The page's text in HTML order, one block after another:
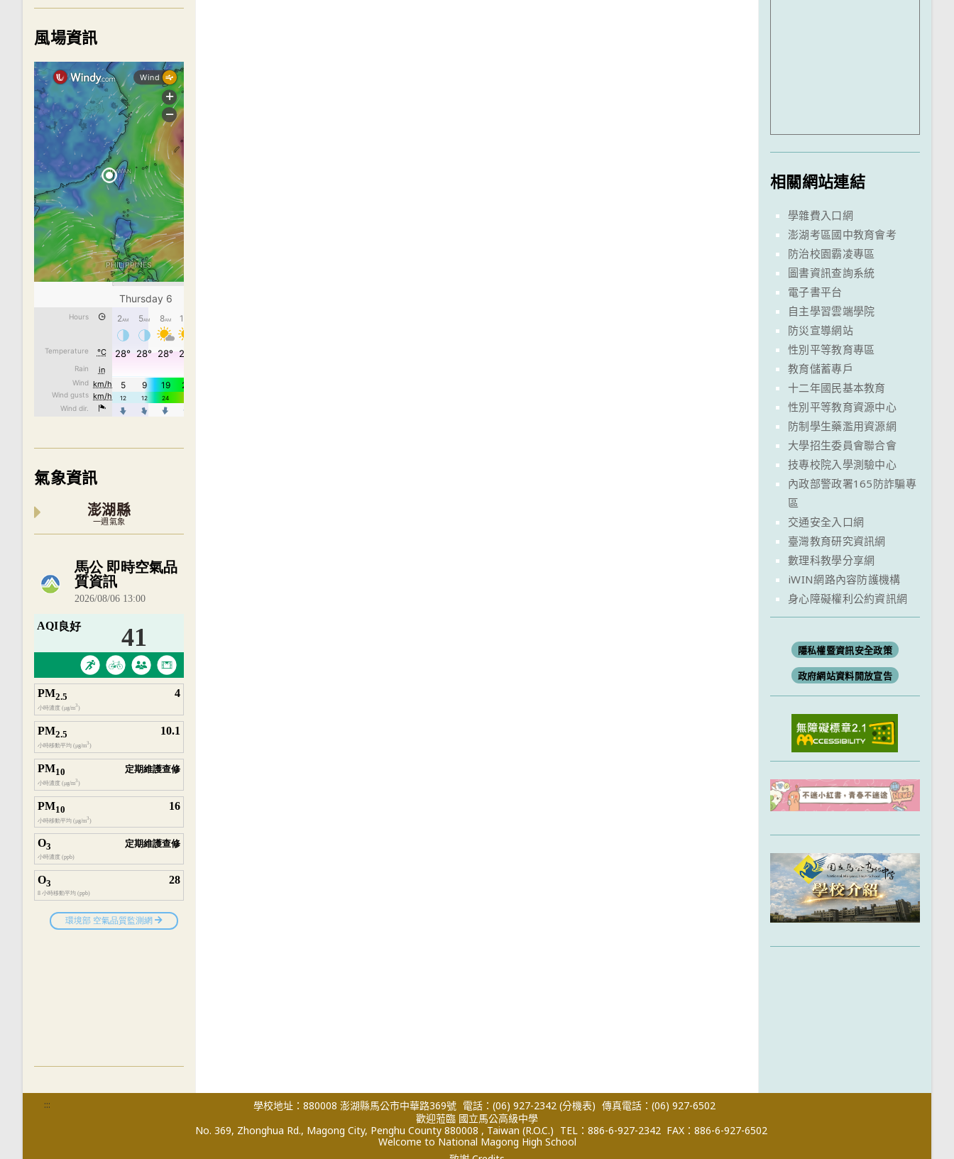
風場資訊
氣象資訊
澎湖縣
一週氣象
內嵌空氣品質小工具為視覺預覽，完整即時空氣品質資料請開啟
相關網站連結
學雜費入口網
澎湖考區國中教育會考
防治校園霸凌專區
圖書資訊查詢系統
電子書平台
自主學習雲端學院
防災宣導網站
性別平等教育專區
教育儲蓄專戶
十二年國民基本教育
性別平等教育資源中心
防制學生藥濫用資源網
大學招生委員會聯合會
技專校院入學測驗中心
內政部警政署165防詐騙專
區
交通安全入口網
臺灣教育研究資訊網
數理科教學分享網
iWIN網路內容防護機構
身心障礙權利公約資訊網
隱私權暨資訊安全政策
政府網站資料開放宣告
::: 學校地址：880008 澎湖縣馬公市中華路369號 電話：(06) 927-2342 (分機表) 傳真電話：(06) 927-6502
歡迎蒞臨 國立馬公高級中學
No. 369, Zhonghua Rd., Magong City, Penghu County 880008 , Taiwan (R.O.C.) TEL：886-6-927-2342 FAX：886-6-927-6502
Welcome to National Magong High School